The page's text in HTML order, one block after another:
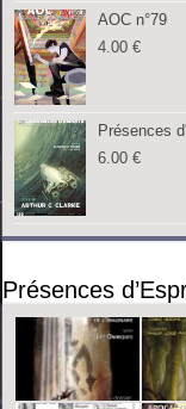
AOC n°79
4.00€
Présences
6.00€
Présences